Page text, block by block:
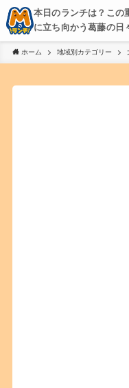
本日のランチは？この
に立ち向かう葛藤の日
京都・神戸を中心とし
き、飲み歩きを綴る。
ホーム 地域別カテゴリー